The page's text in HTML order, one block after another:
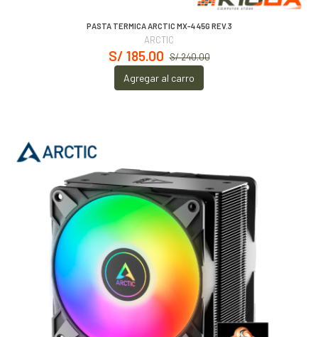
PASTA TERMICA ARCTIC MX-4 45G REV.3
ARCTIC
S/ 240.00
S/ 185.00
Agregar al carro